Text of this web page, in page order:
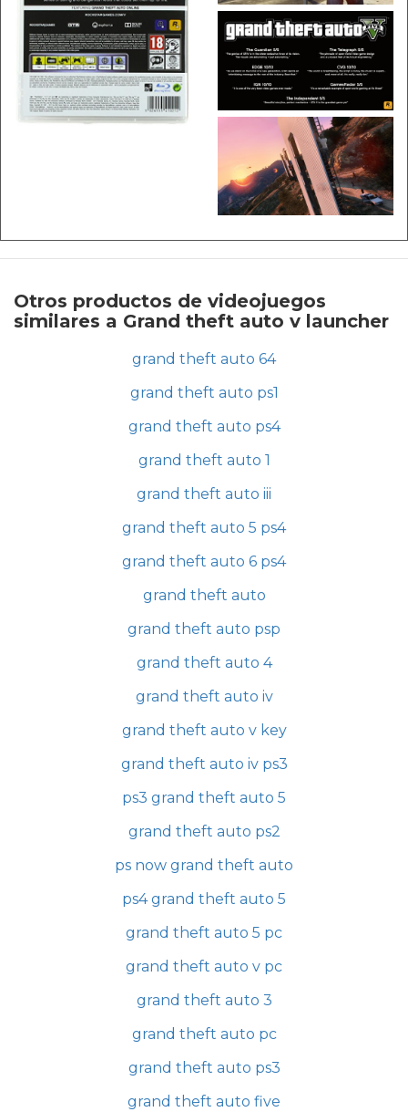
Otros productos de videojuegos
similares a Grand theft auto v launcher
grand theft auto 64
grand theft auto ps1
grand theft auto ps4
grand theft auto 1
grand theft auto iii
grand theft auto 5 ps4
grand theft auto 6 ps4
grand theft auto
grand theft auto psp
grand theft auto 4
grand theft auto iv
grand theft auto v key
grand theft auto iv ps3
ps3 grand theft auto 5
grand theft auto ps2
ps now grand theft auto
ps4 grand theft auto 5
grand theft auto 5 pc
grand theft auto v pc
grand theft auto 3
grand theft auto pc
grand theft auto ps3
grand theft auto five